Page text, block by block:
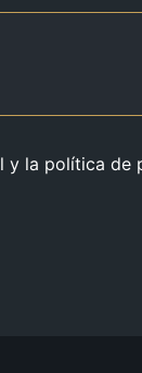
y la política de